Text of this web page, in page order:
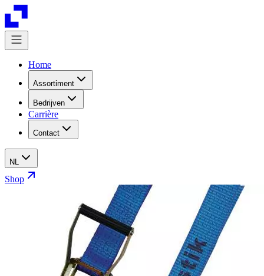
Home
Assortiment
Bedrijven
Carrière
Contact
NL
Shop